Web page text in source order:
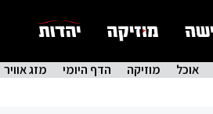
אוכל מוזיקה הדף היומי מזג אוויר